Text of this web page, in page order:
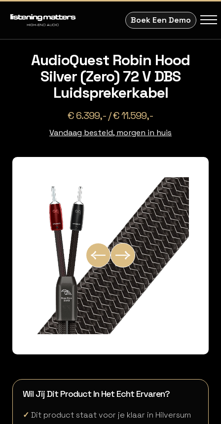
Boek Een Demo
AudioQuest Robin Hood
Silver (Zero) 72 V DBS
Luidsprekerkabel
€ 6.399,- / € 11.599,-
Vandaag besteld, morgen in huis
Wil Jij Dit Product In Het Echt Ervaren?
✓ Dit product staat voor je klaar in Hilversum